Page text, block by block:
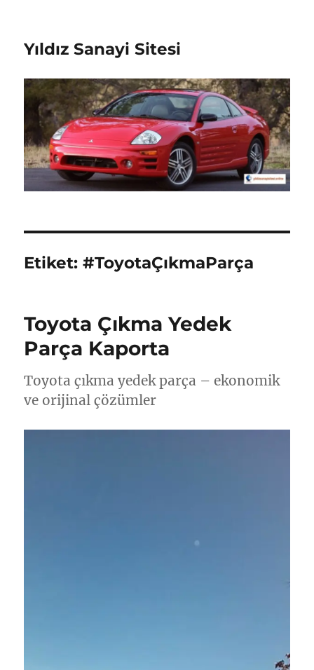
Yıldız Sanayi Sitesi
Etiket:#ToyotaÇıkmaParça
Toyota Çıkma Yedek
Parça Kaporta
Toyota çıkma yedek parça – ekonomik
ve orijinal çözümler